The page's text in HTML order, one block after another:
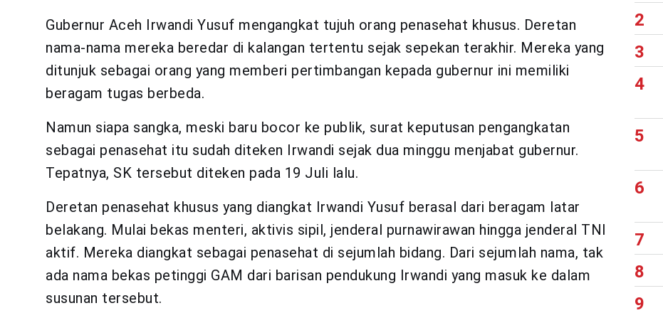
Gubernur Aceh Irwandi Yusuf mengangkat tujuh orang penasehat khusus. Deretan
nama-nama mereka beredar di kalangan tertentu sejak sepekan terakhir. Mereka yang
ditunjuk sebagai orang yang memberi pertimbangan kepada gubernur ini memiliki
beragam tugas berbeda.
Namun siapa sangka, meski baru bocor ke publik, surat keputusan pengangkatan
sebagai penasehat itu sudah diteken Irwandi sejak dua minggu menjabat gubernur.
Tepatnya, SK tersebut diteken pada 19 Juli lalu.
Deretan penasehat khusus yang diangkat Irwandi Yusuf berasal dari beragam latar
belakang. Mulai bekas menteri, aktivis sipil, jenderal purnawirawan hingga jenderal TNI
aktif. Mereka diangkat sebagai penasehat di sejumlah bidang. Dari sejumlah nama, tak
ada nama bekas petinggi GAM dari barisan pendukung Irwandi yang masuk ke dalam
susunan tersebut.